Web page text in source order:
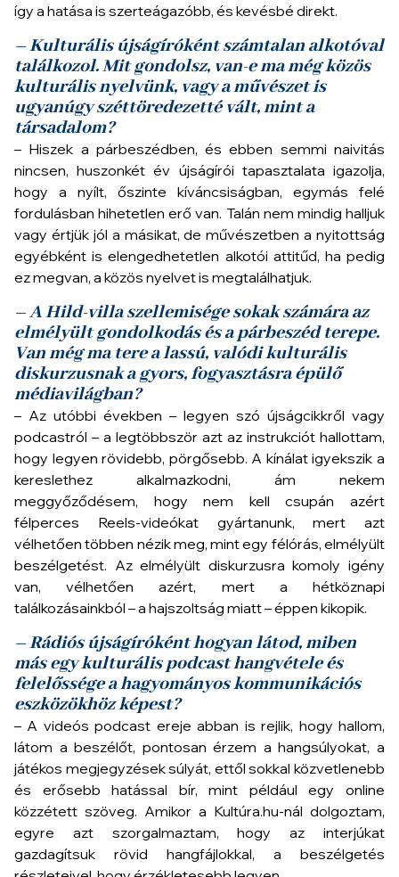
így a hatása is szerteágazóbb, és kevésbé direkt.
– Kulturális újságíróként számtalan alkotóval
találkozol. Mit gondolsz, van-e ma még közös
kulturális nyelvünk, vagy a művészet is
ugyanúgy széttöredezetté vált, mint a
társadalom?
– Hiszek a párbeszédben, és ebben semmi naivitás
nincsen, huszonkét év újságírói tapasztalata igazolja,
hogy a nyílt, őszinte kíváncsiságban, egymás felé
fordulásban hihetetlen erő van. Talán nem mindig halljuk
vagy értjük jól a másikat, de művészetben a nyitottság
egyébként is elengedhetetlen alkotói attitűd, ha pedig
ez megvan, a közös nyelvet is megtalálhatjuk.
– A Hild-villa szellemisége sokak számára az
elmélyült gondolkodás és a párbeszéd terepe.
Van még ma tere a lassú, valódi kulturális
diskurzusnak a gyors, fogyasztásra épülő
médiavilágban?
– Az utóbbi években – legyen szó újságcikkről vagy
podcastról – a legtöbbször azt az instrukciót hallottam,
hogy legyen rövidebb, pörgősebb. A kínálat igyekszik a
kereslethez alkalmazkodni, ám nekem
meggyőződésem, hogy nem kell csupán azért
félperces Reels-videókat gyártanunk, mert azt
vélhetően többen nézik meg, mint egy félórás, elmélyült
beszélgetést. Az elmélyült diskurzusra komoly igény
van, vélhetően azért, mert a hétköznapi
találkozásainkból – a hajszoltság miatt – éppen kikopik.
– Rádiós újságíróként hogyan látod, miben
más egy kulturális podcast hangvétele és
felelőssége a hagyományos kommunikációs
eszközökhöz képest?
– A videós podcast ereje abban is rejlik, hogy hallom,
látom a beszélőt, pontosan érzem a hangsúlyokat, a
játékos megjegyzések súlyát, ettől sokkal közvetlenebb
és erősebb hatással bír, mint például egy online
közzétett szöveg. Amikor a Kultúra.hu-nál dolgoztam,
egyre azt szorgalmaztam, hogy az interjúkat
gazdagítsuk rövid hangfájlokkal, a beszélgetés